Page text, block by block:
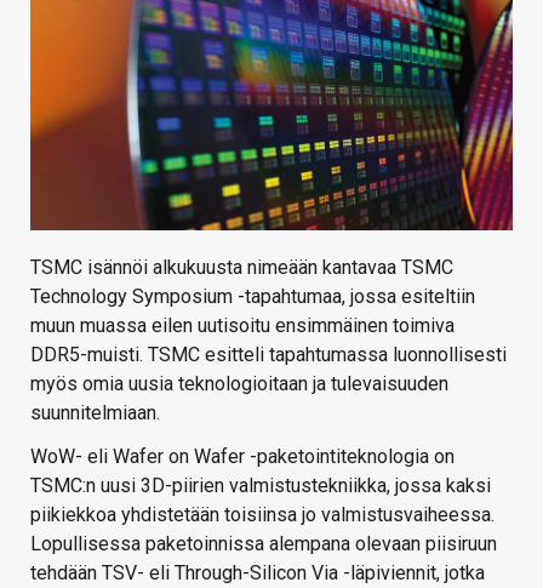
TSMC isännöi alkukuusta nimeään kantavaa TSMC
Technology Symposium -tapahtumaa, jossa esiteltiin
muun muassa eilen uutisoitu ensimmäinen toimiva
DDR5-muisti. TSMC esitteli tapahtumassa luonnollisesti
myös omia uusia teknologioitaan ja tulevaisuuden
suunnitelmiaan.
WoW- eli Wafer on Wafer -paketointiteknologia on
TSMC:n uusi 3D-piirien valmistustekniikka, jossa kaksi
piikiekkoa yhdistetään toisiinsa jo valmistusvaiheessa.
Lopullisessa paketoinnissa alempana olevaan piisiruun
tehdään TSV- eli Through-Silicon Via -läpiviennit, jotka